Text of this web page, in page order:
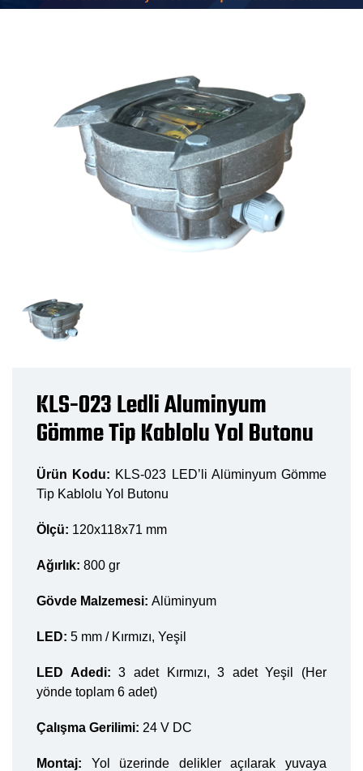
KLS-023 Ledli Aluminyum
Gömme Tip Kablolu Yol Butonu
Ürün Kodu: KLS-023 LED’li Alüminyum Gömme
Tip Kablolu Yol Butonu
Ölçü: 120x118x71 mm
Ağırlık: 800 gr
Gövde Malzemesi: Alüminyum
LED: 5 mm / Kırmızı, Yeşil
LED Adedi:3 adet Kırmızı, 3 adet Yeşil (Her
yönde toplam 6 adet)
Çalışma Gerilimi: 24 V DC
Montaj: Yol üzerinde delikler açılarak yuvaya